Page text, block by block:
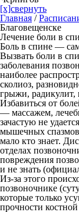
[x]свернуть
Главная /
Благовещенске
Лечение боли в
Боль в спине —
Вызвать боли в
заболевания
наиболее
сколиоз,
грыжи, радикулит,
Избавиться от
— массажем,
зачастую не
мышечных спазмов
мало кто знает.
отделах
повреждения
и не знать
Из-за этого
позвоночнике
которые только
прочности